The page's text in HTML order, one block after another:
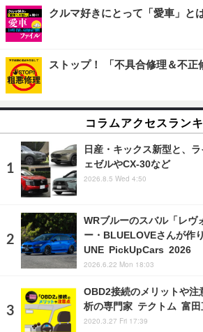
クルマ好きにとって「愛車」と
ストップ！ 「不具合修理＆不正
コラムアクセスラン
日産・キックス新型と、
ェゼルやCX-30など
2026.8.5 Wed 4:50
WRブルーのスバル「レ
ー・BLUELOVEさんが作
UNE PickUpCars 2026
2026.6.22 Mon 18:03
OBD2接続のメリットや
析の専門家 テクトム 富田
2020.3.27 Fri 17:39